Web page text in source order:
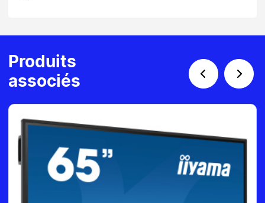
Produits
associés